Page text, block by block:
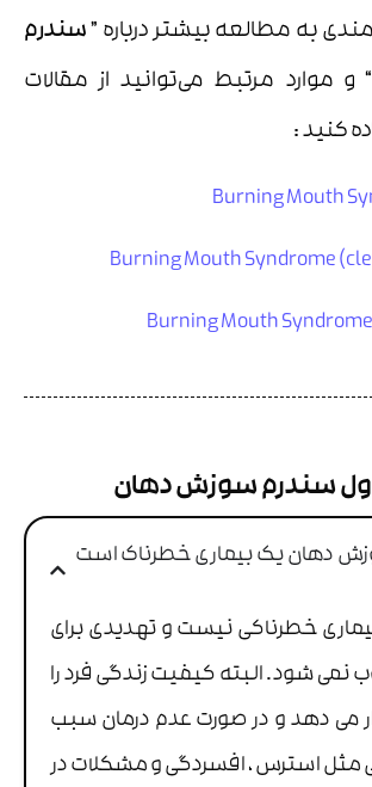
به مطالعه بیشتر درباره ” سندرم
و موارد مرتبط می‌توانید از مقالات
کنید :
Burning Mouth
Burning Mouth Syndrome
Burning Mouth
سندرم سوزش دهان
دهان یک بیماری خطرناک است
خطرناکی نیست و تهدیدی برای
شود. البته کیفیت زندگی فرد را
می دهد و در صورت عدم درمان سبب
مثل استرس ، افسردگی و مشکلات در